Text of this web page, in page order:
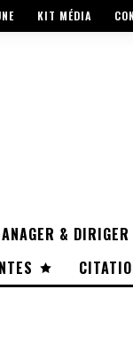
KIT MÉDIA
& DIRIGER